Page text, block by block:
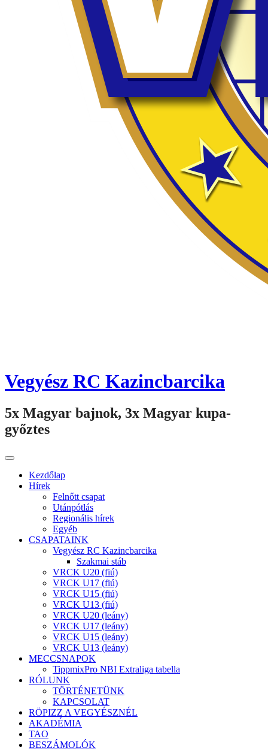
Vegyész RC Kazincbarcika
5x Magyar bajnok, 3x Magyar kupa-
győztes
Kezdőlap
Hírek
Felnőtt csapat
Utánpótlás
Regionális hírek
Egyéb
CSAPATAINK
Vegyész RC Kazincbarcika
Szakmai stáb
VRCK U20 (fiú)
VRCK U17 (fiú)
VRCK U15 (fiú)
VRCK U13 (fiú)
VRCK U20 (leány)
VRCK U17 (leány)
VRCK U15 (leány)
VRCK U13 (leány)
MECCSNAPOK
TippmixPro NBI Extraliga tabella
RÓLUNK
TÖRTÉNETÜNK
KAPCSOLAT
RÖPIZZ A VEGYÉSZNÉL
AKADÉMIA
TAO
BESZÁMOLÓK